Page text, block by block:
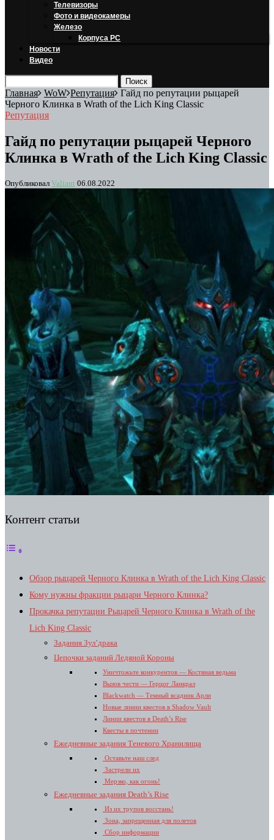
Телевизоры
Фото и видеокамеры
Железо
Корпуса PC
Новости
Видео
Главная WoW Репутация Гайд по репутации рыцарей
Черного Клинка в Wrath of the Lich King Classic
Репутация
Гайд по репутации рыцарей Черного
Клинка в Wrath of the Lich King Classic
Опубликовал Valiant 06.08.2022
Контент статьи
Обзор рыцарей Черного Клинка в Wrath of the Lich King Classic
Кому нужны фракции рыцари Черного Клинка?
Прокачка репутации Рыцарей Черного Клинка в Wrath of the
Lich King Classic
Задания Зул’драка
Цепочки заданий Ледяной Короны
Уничтожьте конкурентов — Костяная ведьма
Вызов чести — Герцог Ланкрал
Blackwatch — Темный всадник Арли
Новые линии квестов в Shadow Vault
Линии квестов в Death’s Rise
Квесты в почтении
Ежедневные задания Теневого Хранилища
Оставьте наш след
Застрели их
Мерзко, как огонь!
Ежедневные задания Death’s Rise
Из их трупов восстань!
Зона, запрещенная для полетов
Сбор информации